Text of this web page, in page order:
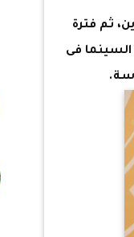
1935 كانت فترة التكوين، ثم فترة
السينما فى